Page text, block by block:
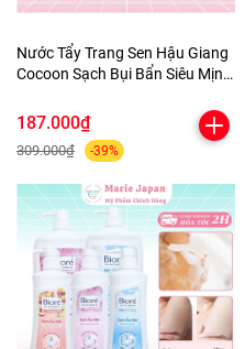
Nước Tẩy Trang Sen Hậu Giang
Cocoon Sạch Bụi Bẩn Siêu Mịn
500ml
187.000₫
309.000₫ -39%